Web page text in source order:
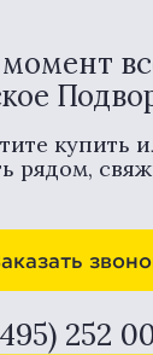
купить
рядом,
252